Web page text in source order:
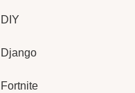
DIY
Django
Fortnite